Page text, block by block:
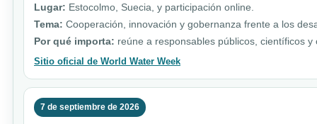
Lugar: Estocolmo, Suecia, y participación online.
Tema: Cooperación, innovación y gobernanza frente a los
Por qué importa: reúne a responsables públicos, científicos
Sitio oficial de World Water Week
7 de septiembre de 2026